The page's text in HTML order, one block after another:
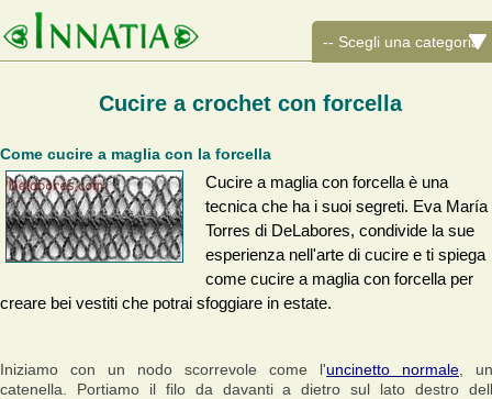
Cucire a crochet con forcella
Come cucire a maglia con la forcella
Cucire a maglia con forcella è una
tecnica che ha i suoi segreti. Eva María
Torres di DeLabores, condivide la sue
esperienza nell'arte di cucire e ti spiega
come cucire a maglia con forcella per
creare bei vestiti che potrai sfoggiare in estate.
Iniziamo con un nodo scorrevole come l'uncinetto normale ,
catenella. Portiamo il filo da davanti a dietro sul lato destro